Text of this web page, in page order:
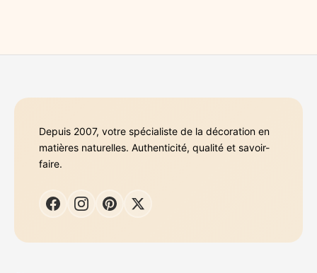
Depuis 2007, votre spécialiste de la décoration en
matières naturelles. Authenticité, qualité et savoir-
faire.